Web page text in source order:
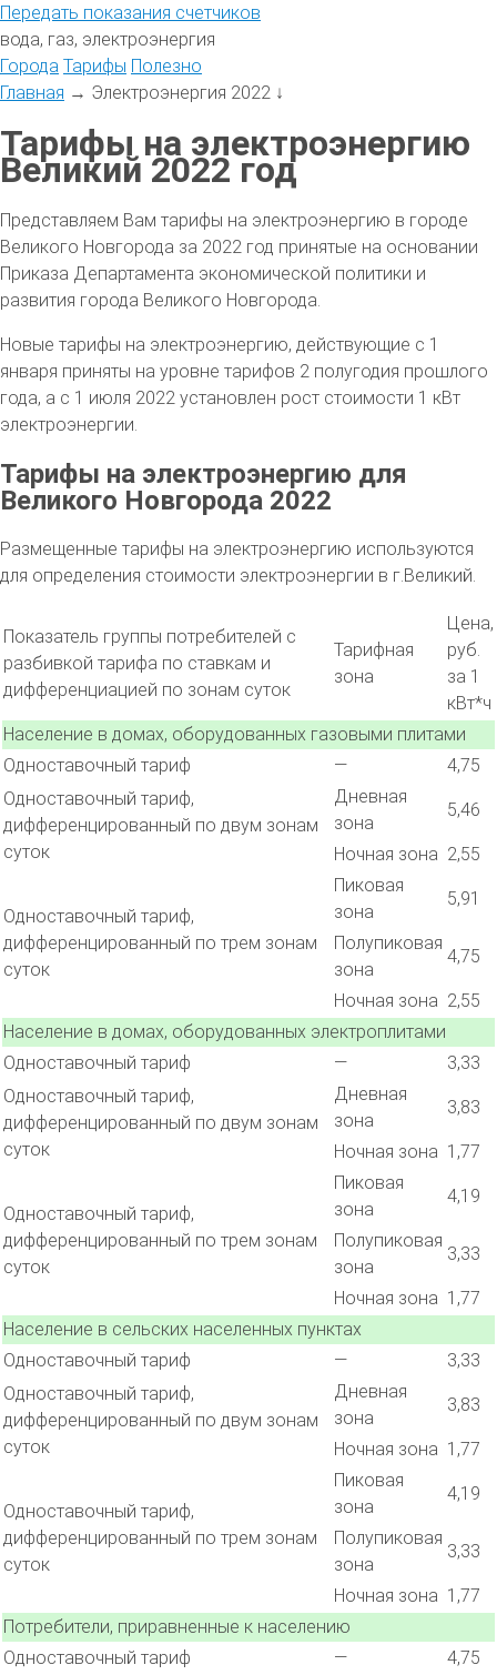
Передать показания счетчиков
вода, газ, электроэнергия
Города Тарифы Полезно
Главная → Электроэнергия 2022 ↓
Тарифы на электроэнергию
Великий 2022 год
Представляем Вам тарифы на электроэнергию в городе
Великого Новгорода за 2022 год принятые на основании
Приказа Департамента экономической политики и
развития города Великого Новгорода.
Новые тарифы на электроэнергию, действующие с 1
января приняты на уровне тарифов 2 полугодия прошлого
года, а с 1 июля 2022 установлен рост стоимости 1 кВт
электроэнергии.
Тарифы на электроэнергию для
Великого Новгорода 2022
Размещенные тарифы на электроэнергию используются
для определения стоимости электроэнергии в г.Великий.
Показатель группы потребителей с
разбивкой тарифа по ставкам и
дифференциацией по зонам суток
Тарифная
зона
Цена,
руб.
за 1
кВт*ч
Население в домах, оборудованных газовыми плитами
Одноставочный тариф
—
4,75
Одноставочный тариф,
дифференцированный по двум зонам
суток
Дневная
зона
5,46
Ночная зона 2,55
Одноставочный тариф,
дифференцированный по трем зонам
суток
Пиковая
зона
5,91
Полупиковая
зона
4,75
Ночная зона 2,55
Население в домах, оборудованных электроплитами
Одноставочный тариф
—
3,33
Одноставочный тариф,
дифференцированный по двум зонам
суток
Дневная
зона
3,83
Ночная зона 1,77
Одноставочный тариф,
дифференцированный по трем зонам
суток
Пиковая
зона
4,19
Полупиковая
зона
3,33
Ночная зона 1,77
Население в сельских населенных пунктах
Одноставочный тариф
—
3,33
Одноставочный тариф,
дифференцированный по двум зонам
суток
Дневная
зона
3,83
Ночная зона 1,77
Одноставочный тариф,
дифференцированный по трем зонам
суток
Пиковая
зона
4,19
Полупиковая
зона
3,33
Ночная зона 1,77
Потребители, приравненные к населению
Одноставочный тариф
—
4,75